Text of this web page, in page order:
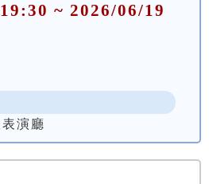
~ 2026/06/19
演廳